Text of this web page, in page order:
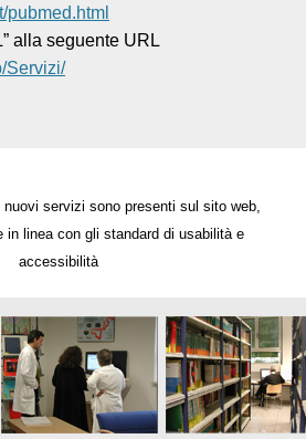
pubmed.html
alla seguente URL
Servizi/
servizi sono presenti sul sito web,
in linea con gli standard di usabilità e
accessibilità